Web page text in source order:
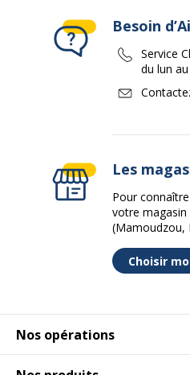
Nos opérations
Besoin
Service
du lun
Les
Pour
votre
(Mamoudzou,
Choisir